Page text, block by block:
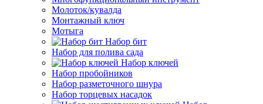
Молоток/кувалда
Монтажный ключ
Мотыга
Набор бит
Набор для полива сада
Набор ключей
Набор пробойников
Набор разметочного шнура
Набор торцевых насадок